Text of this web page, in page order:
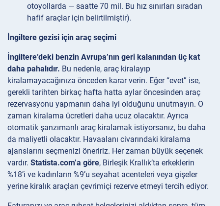
otoyollarda — saatte 70 mil. Bu hız sınırları sıradan
hafif araçlar için belirtilmiştir).
İngiltere gezisi için araç seçimi
İngiltere’deki benzin Avrupa’nın geri kalanından üç kat
daha pahalıdır. Bu nedenle, araç kiralayıp
kiralamayacağınıza önceden karar verin. Eğer “evet” ise,
gerekli tarihten birkaç hafta hatta aylar öncesinden araç
rezervasyonu yapmanın daha iyi olduğunu unutmayın. O
zaman kiralama ücretleri daha ucuz olacaktır. Ayrıca
otomatik şanzımanlı araç kiralamak istiyorsanız, bu daha
da maliyetli olacaktır. Havaalanı civarındaki kiralama
ajanslarını seçmenizi öneririz. Her zaman büyük seçenek
vardır. Statista.com’a göre, Birleşik Krallık’ta erkeklerin
%18’i ve kadınların %9’u seyahat acenteleri veya gişeler
yerine kiralık araçları çevrimiçi rezerve etmeyi tercih ediyor.